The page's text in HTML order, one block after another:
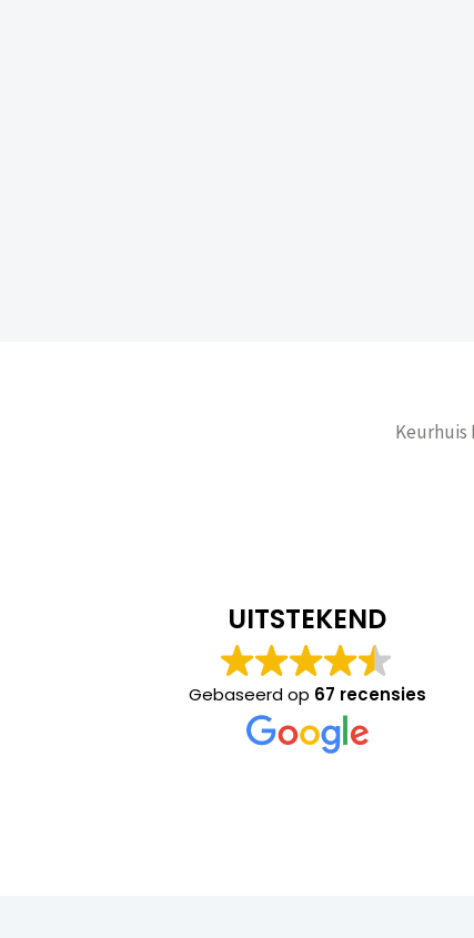
Keurhuis
UITSTEKEND
Gebaseerd op 67 recensies
Meneer de Boer heeft
gecheckt bij oplevering.
zijn werk zeg, een echte
Keuringshuis.nl en
dankjewel voor de